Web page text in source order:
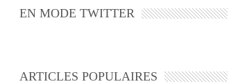
EN MODE TWITTER
ARTICLES POPULAIRES